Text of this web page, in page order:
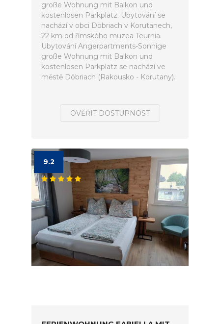
große Wohnung mit Balkon und
kostenlosen Parkplatz. Ubytování se
nachází v obci Döbriach v Korutanech,
22 km od římského muzea Teurnia.
Ubytování Angerpartments-Sonnige
große Wohnung mit Balkon und
kostenlosen Parkplatz se nachází ve
městě Döbriach (Rakousko - Korutany).
OVĚŘIT DOSTUPNOST
9.2